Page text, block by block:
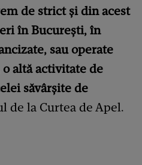
de strict și din acest
în București, în
sau operate
altă activitate de
săvârșite de
de la Curtea de Apel.